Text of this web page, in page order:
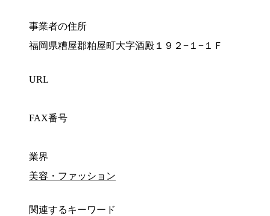
事業者の住所
福岡県糟屋郡粕屋町大字酒殿１９２−１−１Ｆ
URL
FAX番号
業界
美容・ファッション
関連するキーワード